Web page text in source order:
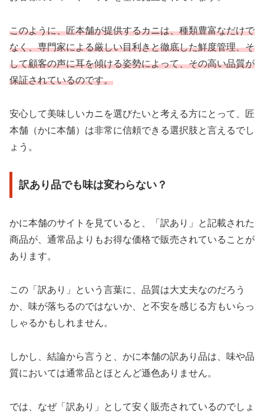
このように、匠本舗が提供するカニは、種類豊富なだけで
なく、専門家による厳しい目利きと徹底した鮮度管理、そ
して顧客の声に耳を傾ける姿勢によって、その高い品質が
保証されているのです。
安心して美味しいカニを選びたいと考える方にとって、匠
本舗（かに本舗）は非常に信頼できる選択肢と言えるでし
ょう。
訳あり品でも味は変わらない？
かに本舗のサイトを見ていると、「訳あり」と記載された
商品が、通常品よりもお得な価格で販売されていることが
あります。
この「訳あり」という言葉に、品質は大丈夫なのだろう
か、味が落ちるのではないか、と不安を感じる方もいらっ
しゃるかもしれません。
しかし、結論から言うと、かに本舗の訳あり品は、味や品
質においては通常品とほとんど遜色ありません。
では、なぜ「訳あり」として安く販売されているのでしょ